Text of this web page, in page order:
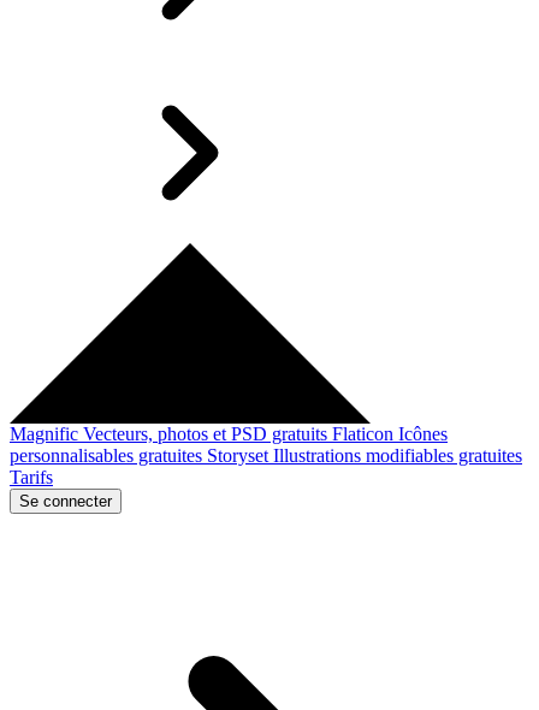
Magnific Vecteurs, photos et PSD gratuits Flaticon Icônes
personnalisables gratuites Storyset Illustrations modifiables gratuites
Tarifs
Se connecter